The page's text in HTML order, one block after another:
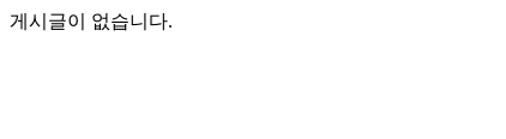
게시글이 없습니다.